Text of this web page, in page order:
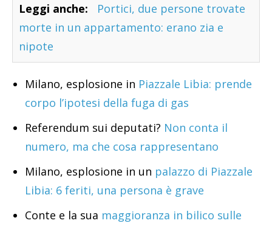
Leggi anche:
Portici, due persone trovate
morte in un appartamento: erano zia e
nipote
Milano, esplosione in Piazzale Libia: prende
corpo l’ipotesi della fuga di gas
Referendum sui deputati? Non conta il
numero, ma che cosa rappresentano
Milano, esplosione in un palazzo di Piazzale
Libia: 6 feriti, una persona è grave
Conte e la sua maggioranza in bilico sulle